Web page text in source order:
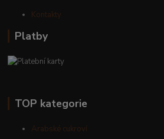
Kontakty
Platby
TOP kategorie
Arabské cukroví